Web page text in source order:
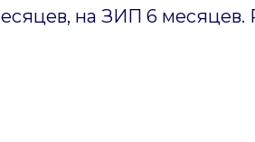
на ЗИП 6